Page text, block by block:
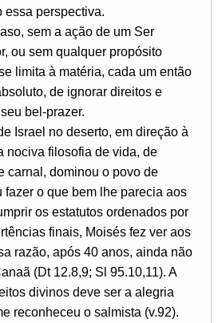
essa perspectiva.
sem a ação de um Ser
ou sem qualquer propósito
limita à matéria, cada um então
de ignorar direitos e
bel-prazer.
Israel no deserto, em direção à
nociva filosofia de vida, de
carnal, dominou o povo de
fazer o que bem lhe parecia aos
os estatutos ordenados por
finais, Moisés fez ver aos
razão, após 40 anos, ainda não
(Dt 12.8,9; Sl 95.10,11). A
divinos deve ser a alegria
reconheceu o salmista (v.92).